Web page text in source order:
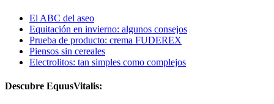
El ABC del aseo
Equitación en invierno: algunos consejos
Prueba de producto: crema FUDEREX
Piensos sin cereales
Electrolitos: tan simples como complejos
Descubre EquusVitalis: